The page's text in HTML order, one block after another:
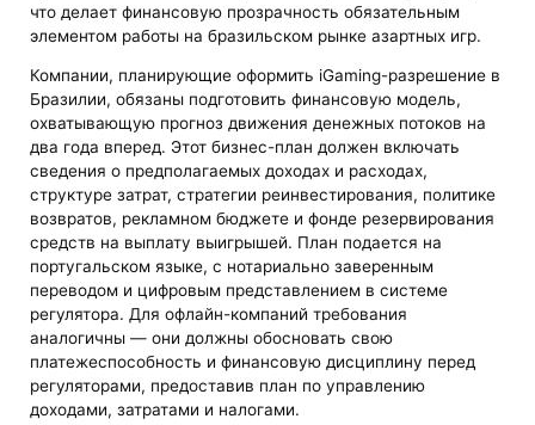
что делает финансовую прозрачность обязательным
элементом работы на бразильском рынке азартных игр.
Компании, планирующие оформить iGaming-разрешение в
Бразилии, обязаны подготовить финансовую модель,
охватывающую прогноз движения денежных потоков на
два года вперед. Этот бизнес-план должен включать
сведения о предполагаемых доходах и расходах,
структуре затрат, стратегии реинвестирования, политике
возвратов, рекламном бюджете и фонде резервирования
средств на выплату выигрышей. План подается на
португальском языке, с нотариально заверенным
переводом и цифровым представлением в системе
регулятора. Для офлайн-компаний требования
аналогичны — они должны обосновать свою
платежеспособность и финансовую дисциплину перед
регуляторами, предоставив план по управлению
доходами, затратами и налогами.